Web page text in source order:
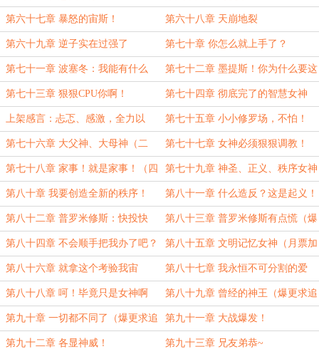
第六十七章 暴怒的宙斯！ 第六十八章 天崩地裂
第六十九章 逆子实在过强了 第七十章 你怎么就上手了？
第七十一章 波塞冬：我能有什么
事？
第七十二章 墨提斯！你为什么要这
么伤害我！
第七十三章 狠狠CPU你啊！ 第七十四章 彻底完了的智慧女神
上架感言：忐忑、感激，全力以
赴！
第七十五章 小小修罗场，不怕！
（一更，求首订~）
第七十六章 大父神、大母神（二
更，求追读~）
第七十七章 女神必须狠狠调教！
（三更，求追读~）
第七十八章 家事！就是家事！（四
更，求追读~）
第七十九章 神圣、正义、秩序女神
（五更，求追读~）
第八十章 我要创造全新的秩序！
（求追读~）
第八十一章 什么造反？这是起义！
（求追读~）
第八十二章 普罗米修斯：快投快
投！（爆更求追读~）
第八十三章 普罗米修斯有点慌（爆
更求追读~）
第八十四章 不会顺手把我办了吧？
（爆更求追读~）
第八十五章 文明记忆女神（月票加
更~求月票~）
第八十六章 就拿这个考验我宙
斯？！（求追读~）
第八十七章 我永恒不可分割的爱
（求追读~）
第八十八章 呵！毕竟只是女神啊
（爆更求追读~）
第八十九章 曾经的神王（爆更求追
读~）
第九十章 一切都不同了（爆更求追
读~）
第九十一章 大战爆发！
第九十二章 各显神威！ 第九十三章 兄友弟恭~